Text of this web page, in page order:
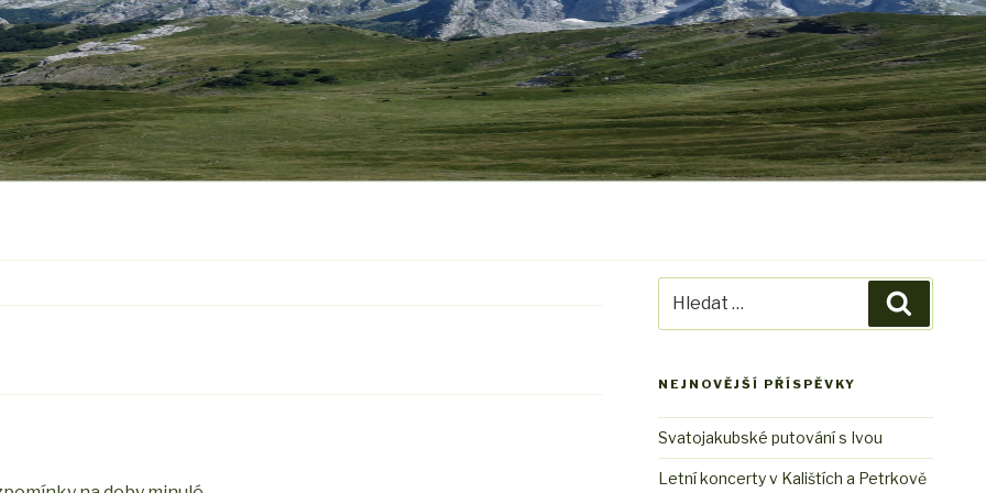
NEJNOVĚJŠÍ PŘÍSPĚVKY
Svatojakubské putování s Ivou
Letní koncerty v Kalištích a Petrkově